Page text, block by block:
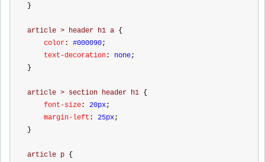
}
article > header h1 a {
    color
: #000090;
    text-decoration
: none;
}
article > section header h1 {
    font-size
: 20px;
    margin-left
: 25px;
}
article p {